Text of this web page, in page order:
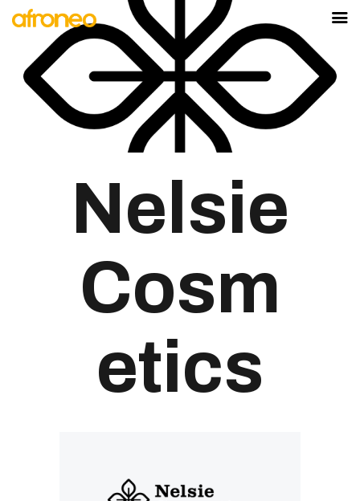
AFRONEO
PAVILLON DU
SÉNÉGAL
MARKET
LA SCÈNE
DEVENIR
EXPOSANT
Nelsie
Cosm
etics